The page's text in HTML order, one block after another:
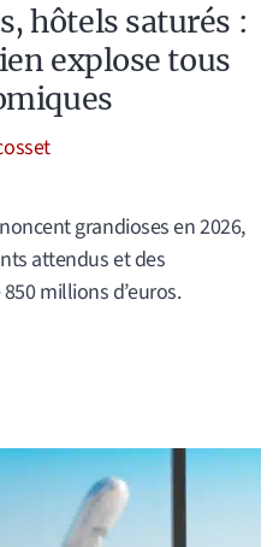
hôtels saturés :
explose tous
grandioses en 2026,
attendus et des
millions d’euros.